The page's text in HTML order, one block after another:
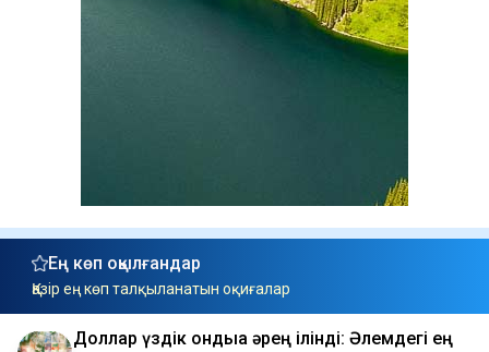
Ең көп оқылғандар
Қазір ең көп талқыланатын оқиғалар
Доллар үздік ондыққа әрең ілінді: Әлемдегі ең